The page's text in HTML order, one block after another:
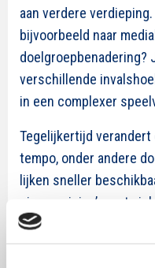
aan verdere
bijvoorbeeld naar
doelgroepbenadering?
verschillende
in een complexer
Tegelijkertijd
tempo, onder andere
lijken sneller
nieuwe risico’s met
conclusies te trekken
onderbouwing